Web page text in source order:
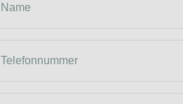
Name
Telefonnummer